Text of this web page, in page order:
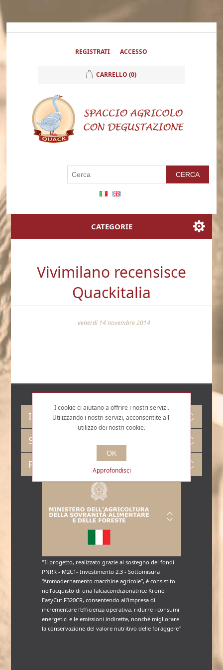
REGISTRATI ACCESSO
CARRELLO (0)
CATEGORIE
Vivimilano recensisce
Quackitalia
venerdì 14 novembre 2014
Informazioni
Servizio Clienti
Profilo
"Il progetto, realizzato grazie al sostegno dei fondi
PNRR - M2C1- Investimento 2.3 - Sottomisura
“Ammodernamento macchine agricole”, è consistito
nell’acquisto di una falciacondizionatrice Krone
EasyCut F320CR, consentendo all’impresa di
incrementare l’efficienza operativa, ridurre i consumi
energetici e le emissioni indirette, nonché migliorare
la conservazione del valore nutritivo delle foraggere”
I cookie ci aiutano a offrire i nostri servizi.
Utilizzando i nostri servizi, acconsentite all'
utilizzo dei nostri cookie.
OK
Approfondisci